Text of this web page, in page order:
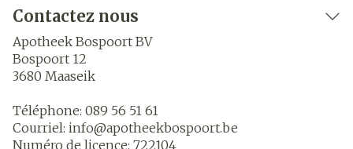
Contactez nous
Apotheek Bospoort BV
Bospoort 12
3680 Maaseik
Téléphone: 089 56 51 61
Courriel: info@apotheekbospoort.be
Numéro de licence: 722104